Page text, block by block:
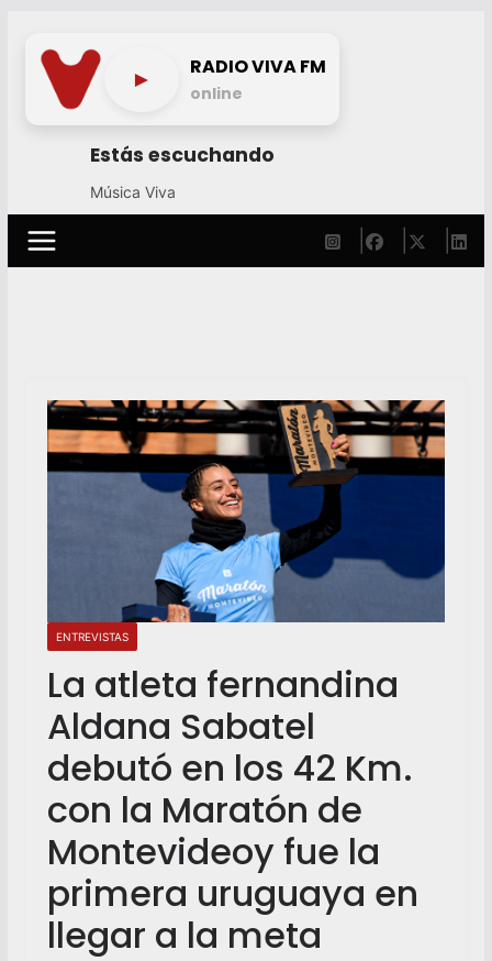
content
► RADIO VIVA FM
online
Estás escuchando
Música Viva
ENTREVISTAS
La atleta fernandina
Aldana Sabatel
debutó en los 42 Km.
con la Maratón de
Montevideoy fue la
primera uruguaya en
llegar a la meta